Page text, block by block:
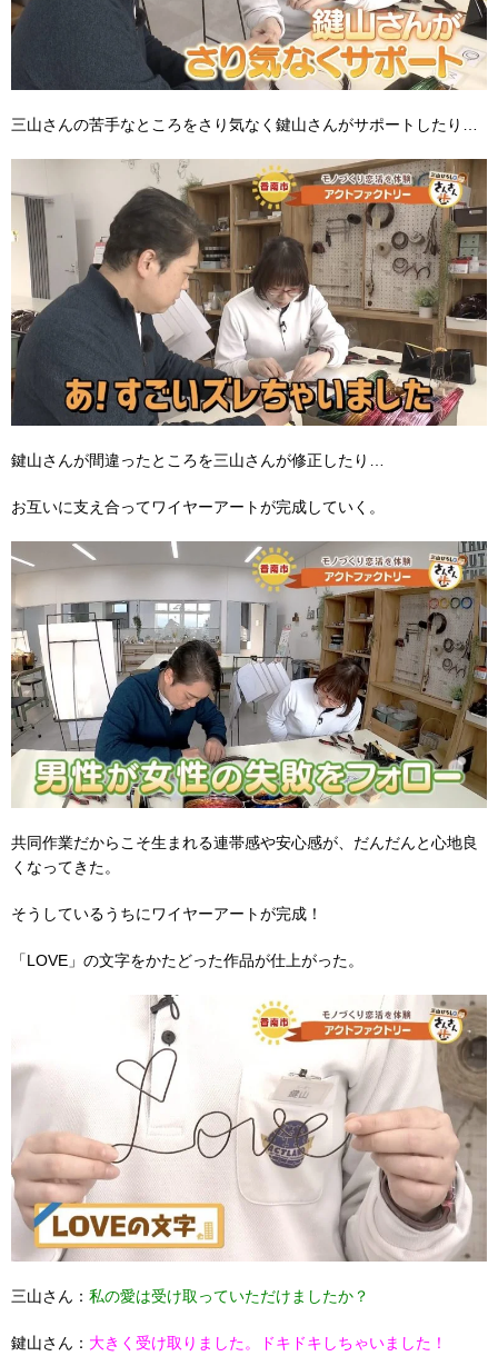
三山さんの苦手なところをさり気なく鍵山さんがサポートしたり…
鍵山さんが間違ったところを三山さんが修正したり…
お互いに支え合ってワイヤーアートが完成していく。
共同作業だからこそ生まれる連帯感や安心感が、だんだんと心地良
くなってきた。
そうしているうちにワイヤーアートが完成！
「LOVE」の文字をかたどった作品が仕上がった。
三山さん： 私の愛は受け取っていただけましたか？
鍵山さん： 大きく受け取りました。ドキドキしちゃいました！